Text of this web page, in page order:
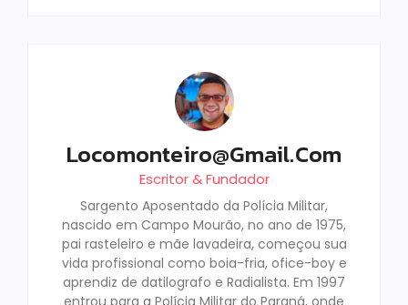
Locomonteiro@gmail.com
Escritor & Fundador
Sargento Aposentado da Polícia Militar,
nascido em Campo Mourão, no ano de 1975,
pai rasteleiro e mãe lavadeira, começou sua
vida profissional como boia-fria, ofice-boy e
aprendiz de datilografo e Radialista. Em 1997